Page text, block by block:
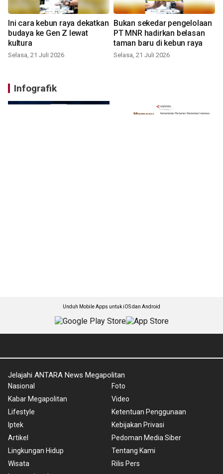
Ini cara kebun raya dekatkan
budaya ke Gen Z lewat
kultura
Selasa, 21 Juli 2026
Bukan sekedar pengelolaan
PT MNR hadirkan belasan
taman baru di kebun raya
Selasa, 21 Juli 2026
Infografik
Unduh Mobile Apps untuk iOS dan Android
Jelajahi ANTARA News Megapolitan
Nasional
Kabar Megapolitan
Lifestyle
Iptek
Artikel
Lingkungan Hidup
Wisata
Foto
Video
Ketentuan Penggunaan
Kebijakan Privasi
Pedoman Media Siber
Tentang Kami
Rilis Pers